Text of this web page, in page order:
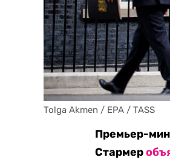
Tolga Akmen / EPA / TASS
Премьер-
Стармер